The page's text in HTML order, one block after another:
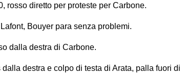
rosso diretto per proteste per Carbone.
Bouyer para senza problemi.
dalla destra di Carbone.
destra e colpo di testa di Arata, palla fuori di